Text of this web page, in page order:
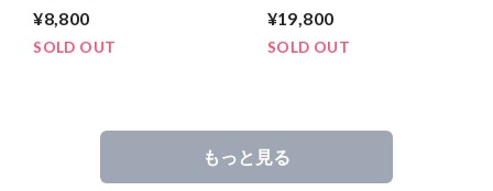
¥8,800
SOLD OUT
¥19,800
SOLD OUT
もっと見る